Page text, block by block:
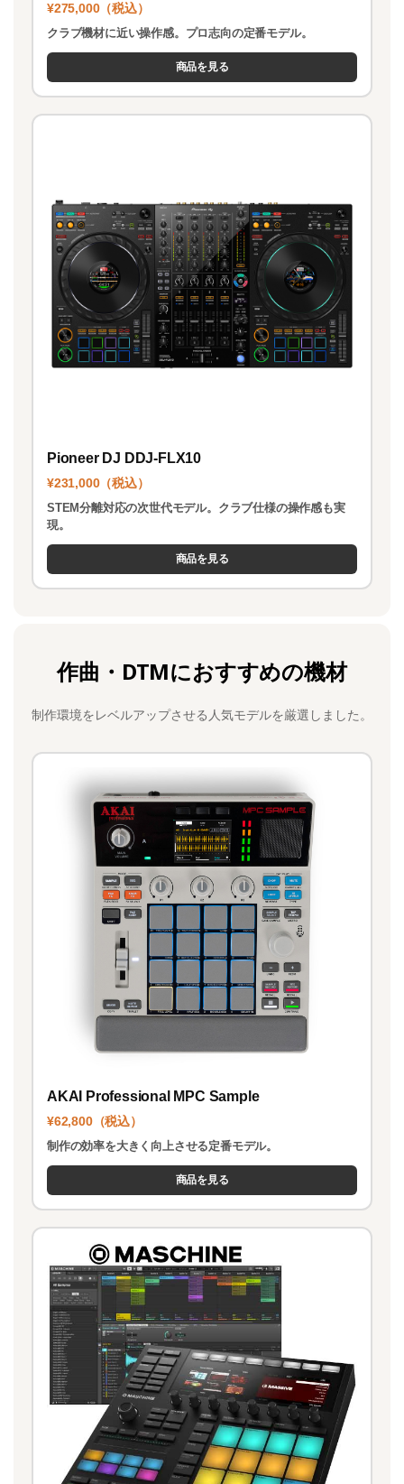
¥275,000（税込）
クラブ機材に近い操作感。プロ志向の定番モデル。
商品を見る
Pioneer DJ DDJ-FLX10
¥231,000（税込）
STEM分離対応の次世代モデル。クラブ仕様の操作感も実
現。
商品を見る
作曲・DTMにおすすめの機材
制作環境をレベルアップさせる人気モデルを厳選しました。
AKAI Professional MPC Sample
¥62,800（税込）
制作の効率を大きく向上させる定番モデル。
商品を見る